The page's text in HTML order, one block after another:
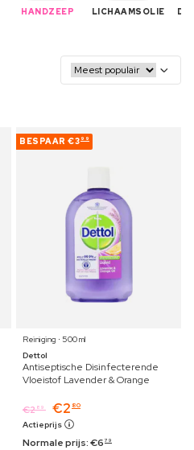
HANDZEEP LICHAAMSOLIE
BESPAAR €3 99
Reiniging ⋅ 500 ml
Dettol
Antiseptische Disinfecterende
Vloeistof Lavender & Orange
€2 89 €2 80
Actieprijs
Normale prijs:€6 79